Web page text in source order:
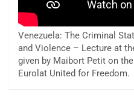
Venezuela: The Criminal
and Violence – Lecture at
given by Maibort Petit on
Eurolat United for Freedom.